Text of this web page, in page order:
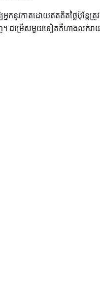
វកាតដោយឥតគិតថ្លៃប៉ុន្តែត្រូវ
ញ។ ជម្រើសមួយទៀតគឺហាងលក់រា